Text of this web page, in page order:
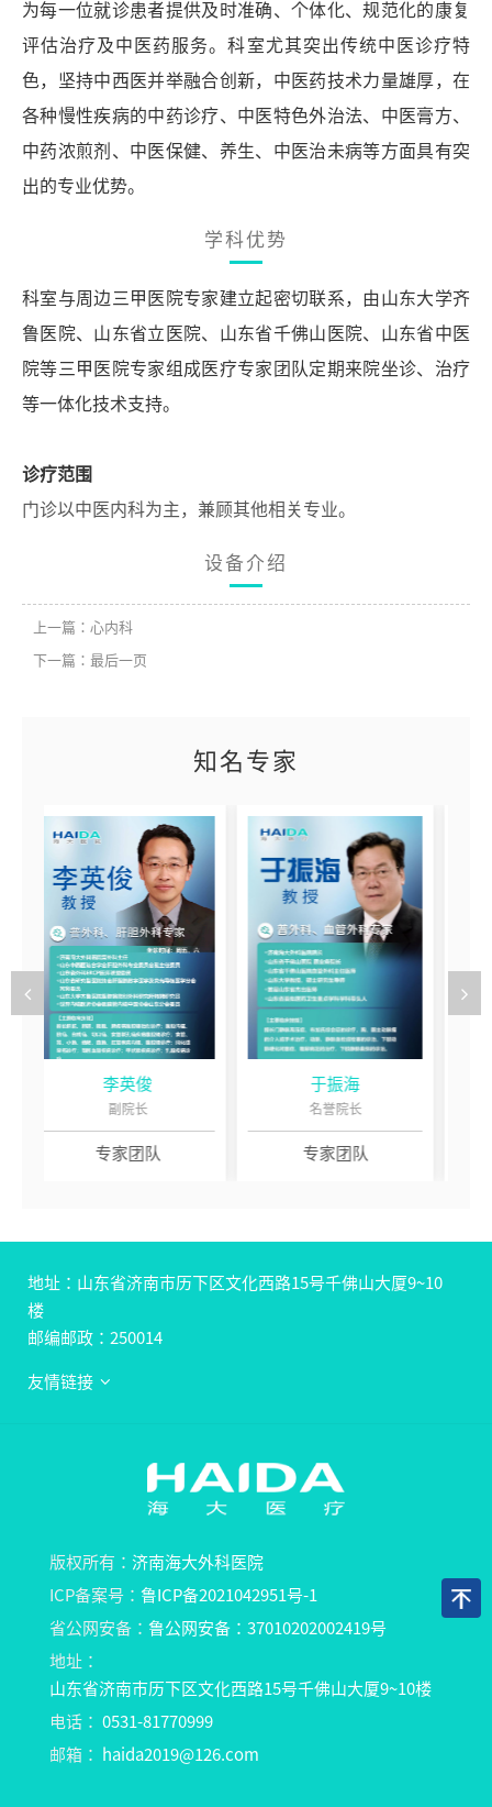
为每一位就诊患者提供及时准确、个体化、规范化的康复
评估治疗及中医药服务。科室尤其突出传统中医诊疗特
色，坚持中西医并举融合创新，中医药技术力量雄厚，在
各种慢性疾病的中药诊疗、中医特色外治法、中医膏方、
中药浓煎剂、中医保健、养生、中医治未病等方面具有突
出的专业优势。
学科优势
科室与周边 三甲医院专家建立起密切联系， 由山东大学齐
鲁医院、 山东省立医院、山东省千佛山医院、 山东省中医
院等三甲医院专家组成医疗专家团队定期来院坐诊、治疗
等一体化技术支持。
诊疗范围
门诊以中医内科为主，兼顾其他相关专业。
设备介绍
上一篇：心内科
下一篇：最后一页
知名专家
于振海
名誉院长
专家团队
夏立建
教授
专家团队
地址：山东省济南市历下区文化西路15号千佛山大厦9~10
楼
邮编邮政：250014
友情链接
版权所有： 济南海大外科医院
ICP备案号： 鲁ICP备2021042951号-1
省公网安备： 鲁公网安备：37010202002419号
地址：
山东省济南市历下区文化西路15号千佛山大厦9~10楼
电话： 0531-81770999
邮箱：
haida2019@126.com